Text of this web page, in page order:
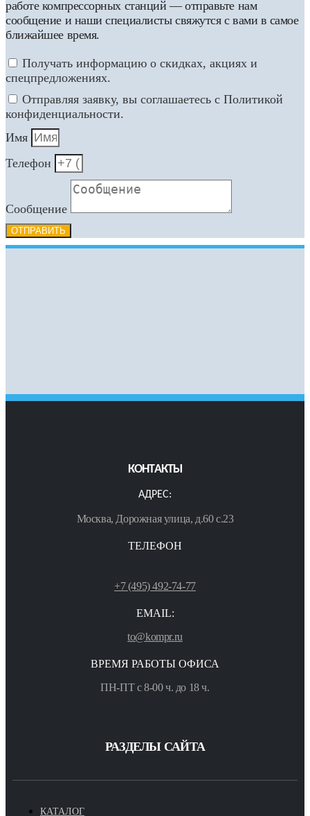
работе компрессорных станций — отправьте нам
сообщение и наши специалисты свяжутся с вами в самое
ближайшее время.
Получать информацию о скидках, акциях и
спецпредложениях.
Отправляя заявку, вы соглашаетесь с Политикой
конфиденциальности.
Имя
Телефон
Сообщение
ОТПРАВИТЬ
КОНТАКТЫ
АДРЕС:
Москва, Дорожная улица, д.60 с.23
ТЕЛЕФОН
+7 (495) 492-74-77
EMAIL:
to@kompr.ru
ВРЕМЯ РАБОТЫ ОФИСА
ПН-ПТ с 8-00 ч. до 18 ч.
РАЗДЕЛЫ САЙТА
КАТАЛОГ